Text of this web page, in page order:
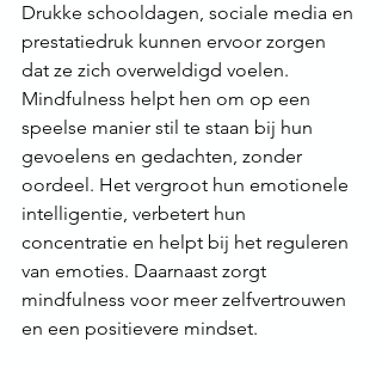
Drukke schooldagen, sociale media en
prestatiedruk kunnen ervoor zorgen
dat ze zich overweldigd voelen.
Mindfulness helpt hen om op een
speelse manier stil te staan bij hun
gevoelens en gedachten, zonder
oordeel. Het vergroot hun emotionele
intelligentie, verbetert hun
concentratie en helpt bij het reguleren
van emoties. Daarnaast zorgt
mindfulness voor meer zelfvertrouwen
en een positievere mindset.